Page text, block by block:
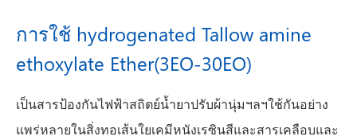
การใช้ hydrogenated Tallow amine
ethoxylate Ether(3EO-30EO)
เป็นสารป้องกันไฟฟ้าสถิตย์น้ำยาปรับผ้านุ่มฯลฯใช้กันอย่าง
แพร่หลายในสิ่งทอเส้นใยเคมีหนังเรซินสีและสารเคลือบและ